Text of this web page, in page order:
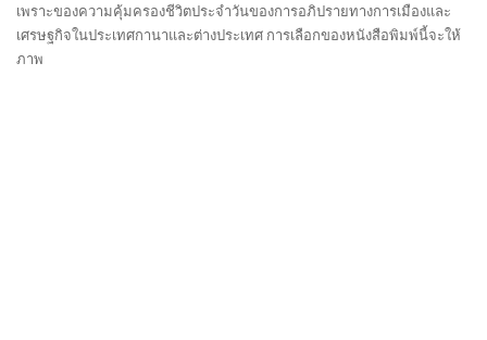
เพราะของความคุ้มครองชีวิตประจำวันของการอภิปรายทางการเมืองและ
เศรษฐกิจในประเทศกานาและต่างประเทศ การเลือกของหนังสือพิมพ์นี้จะให้
ภาพ